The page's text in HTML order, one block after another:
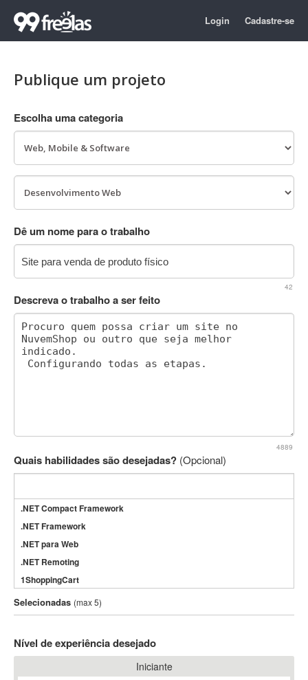
Login Cadastre-se
Publique um projeto
Escolha uma categoria
Dê um nome para o trabalho
42
Descreva o trabalho a ser feito
4889
Quais habilidades são desejadas? (Opcional)
.NET Compact Framework
.NET Framework
.NET para Web
.NET Remoting
1ShoppingCart
3DS Max
3GSM
802.11
Selecionadas (max 5)
Nível de experiência desejado
Iniciante